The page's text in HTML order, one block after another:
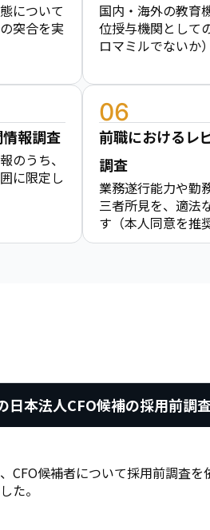
について
突合を実
国内・海外の教育
位授与機関として
ロマミルでないか
報調査
のうち、
に限定し
06
前職におけるレ
調査
業務遂行能力や勤
三者所見を、適法
す（本人同意を推
日本法人CFO候補の採用前調
CFO候補者について採用前調査
た。